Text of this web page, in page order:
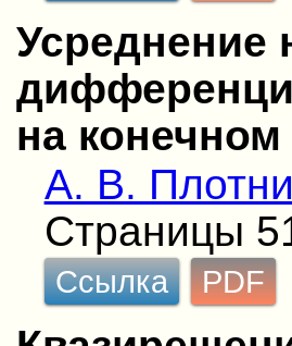
Усреднение
на
А. В.
Страницы
Ссылка PDF